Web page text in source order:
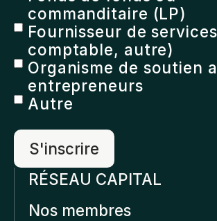
commanditaire (LP)
Fournisseur de
comptable, autre)
Organisme de soutien
entrepreneurs
Autre
RÉSEAU CAPITAL
Nos membres